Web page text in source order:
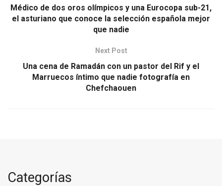
Médico de dos oros olímpicos y una Eurocopa sub-21,
el asturiano que conoce la selección española mejor
que nadie
Next Post
Una cena de Ramadán con un pastor del Rif y el
Marruecos íntimo que nadie fotografía en
Chefchaouen
Categorías